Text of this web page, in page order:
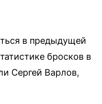
в предыдущей
бросков в
Сергей Варлов,